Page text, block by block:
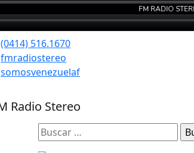
(0414) 516.1670
fmradiostereo
somosvenezuelaf
Buscar: